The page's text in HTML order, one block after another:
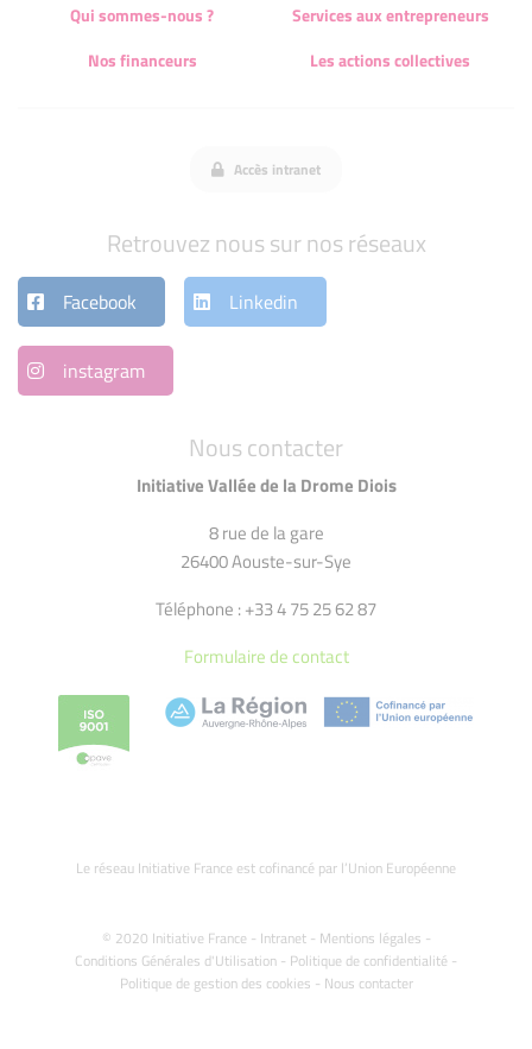
Nous contacter
Initiative Vallée de la Drome Diois
8 rue de la gare
26400 Aouste-sur-Sye
Téléphone : +33 4 75 25 62 87
Formulaire de contact
Le réseau Initiative France est cofinancé par l’Union Européenne
© 2020 Initiative France - Intranet- Mentions légales -
Conditions Générales d'Utilisation - Politique de confidentialité -
Politique de gestion des cookies - Nous contacter
Qui sommes-nous ?
Services aux entrepreneurs
Nos financeurs
Les actions collectives
Accès intranet
Retrouvez nous sur nos réseaux
Facebook Linkedin
instagram